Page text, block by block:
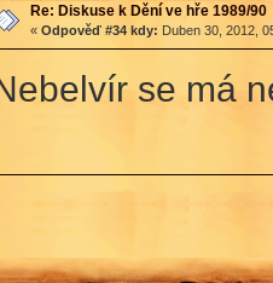
Re: Diskuse k Dění ve hře 1989/90
« Odpověď #34 kdy: Duben 30, 2012,
se má